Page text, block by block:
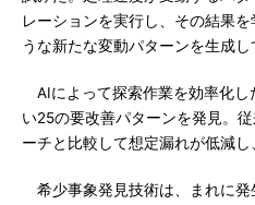
レーションを実行し、その結果
うな新たな変動パターンを生成し
AIによって探索作業を効率化し
い25の要改善パターンを発見。
ーチと比較して想定漏れが低減し
希少事象発見技術は、まれに発